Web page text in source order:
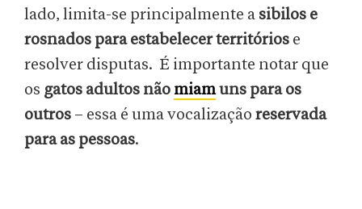
lado, limita-se principalmente a sibilos e
rosnados para estabelecer territórios e
resolver disputas. É importante notar que
os gatos adultos não miamuns para os
outros – essa é uma vocalização reservada
para as pessoas.